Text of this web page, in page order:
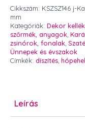
hópelyhes
6
mm
mennyiség
Cikkszám: KSZSZ146 j-
mm
Kategóriák: Dekor
szőrmék, anyagok,
zsinórok, fonalak,
Ünnepek és évszakok
Címkék: díszítés,
Leírás